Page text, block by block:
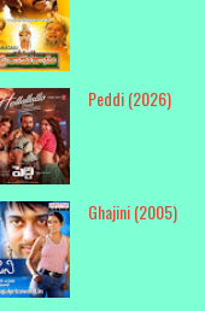
Peddi (2026)
Ghajini (2005)